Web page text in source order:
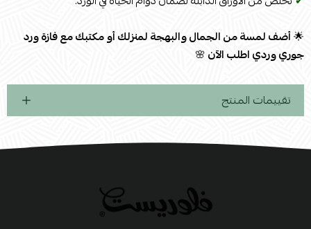
🌟أضف لمسة من الجمال والبهجة لمنزلك أو مكتبك مع فازة ورد
جوري وردي اطلب الآن🌸
تقييمات المنتج